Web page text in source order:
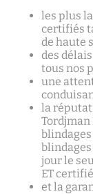
les plus
certifiés
de haute
des
tous nos
une
la
Tordjman
blindages
jour le
ET
et la